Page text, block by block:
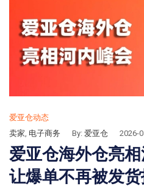
爱亚仓动态
卖家, 电子商务 By: 爱亚仓 2026-
爱亚仓海外仓亮
让爆单不再被发